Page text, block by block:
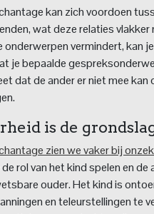
kan zich voordoen
wat deze relaties
onderwerpen vermindert, kan
je bepaalde
dat de ander er niet mee kan
is de
zien we vaker bij
de rol van het kind spelen en de
ouder. Het kind is
en teleurstellingen te